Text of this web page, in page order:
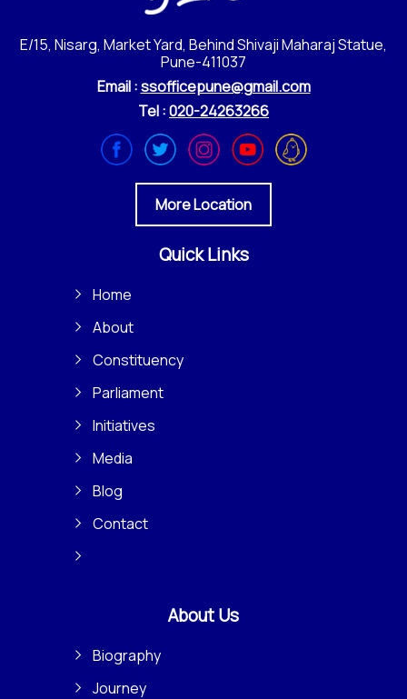
E/15, Nisarg, Market Yard, Behind Shivaji Maharaj Statue,
Pune-411037
Email :ssofficepune@gmail.com
Tel :020-24263266
More Location
Quick Links
Home
About
Constituency
Parliament
Initiatives
Media
Blog
Contact
About Us
Biography
Journey